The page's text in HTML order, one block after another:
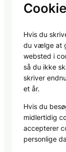
Hvis du
du vælge at
websted i
så du ikke
skriver
et år.
Hvis du
midlertidig
accepterer
personlige